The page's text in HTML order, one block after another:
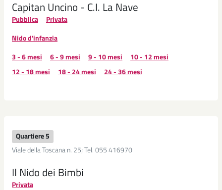
Capitan Uncino - C.I. La Nave
Pubblica
Privata
Nido d'infanzia
3 - 6 mesi
6 - 9 mesi 9 - 10 mesi
10 - 12 mesi
12 - 18 mesi
18 - 24 mesi 24 - 36 mesi
Quartiere 5
Viale della Toscana n. 25; Tel. 055 416970
Il Nido dei Bimbi
Privata